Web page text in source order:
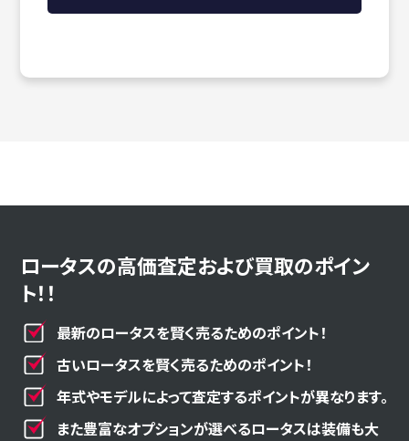
ロータスの高価査定および買取のポイン
ト！！
最新のロータスを賢く売るためのポイント！
古いロータスを賢く売るためのポイント！
年式やモデルによって査定するポイントが異なります。
また豊富なオプションが選べるロータスは装備も大